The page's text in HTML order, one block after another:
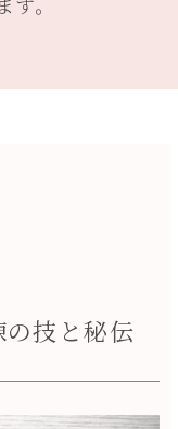
技と秘伝